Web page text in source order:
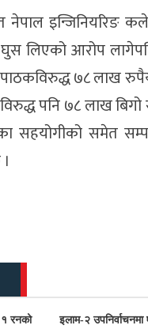
नेपाल इन्जिनियरिङ
लिएको आरोप
७८ लाख
पनि ७८ लाख
समेत
१ रनको
इलाम-२